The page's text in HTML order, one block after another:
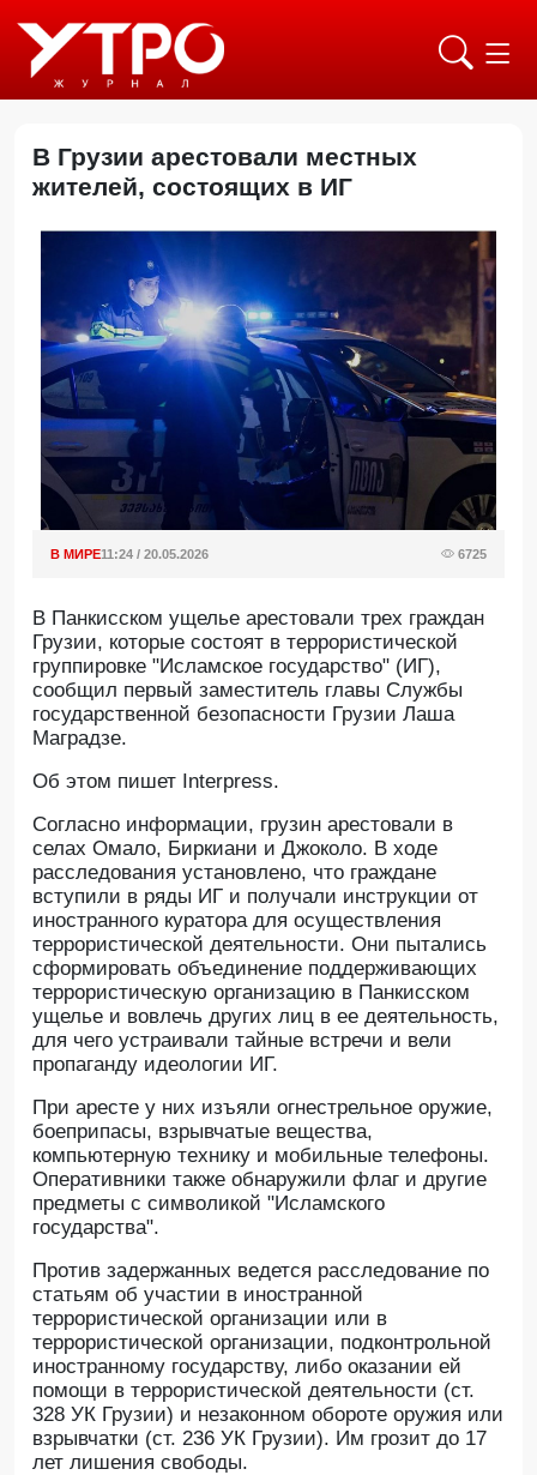
В Грузии арестовали местных
жителей, состоящих в ИГ
В МИРЕ11:24 / 20.05.2026 6725
В Панкисском ущелье арестовали трех граждан
Грузии, которые состоят в террористической
группировке "Исламское государство" (ИГ),
сообщил первый заместитель главы Службы
государственной безопасности Грузии Лаша
Маградзе.
Oб этом пишет Interpress.
Согласно информации, грузин арестовали в
селах Омало, Биркиани и Джоколо. В ходе
расследования установлено, что граждане
вступили в ряды ИГ и получали инструкции от
иностранного куратора для осуществления
террористической деятельности. Они пытались
сформировать объединение поддерживающих
террористическую организацию в Панкисском
ущелье и вовлечь других лиц в ее деятельность,
для чего устраивали тайные встречи и вели
пропаганду идеологии ИГ.
При аресте у них изъяли огнестрельное оружие,
боеприпасы, взрывчатые вещества,
компьютерную технику и мобильные телефоны.
Оперативники также обнаружили флаг и другие
предметы с символикой "Исламского
государства".
Против задержанных ведется расследование по
статьям об участии в иностранной
террористической организации или в
террористической организации, подконтрольной
иностранному государству, либо оказании ей
помощи в террористической деятельности (ст.
328 УК Грузии) и незаконном обороте оружия или
взрывчатки (ст. 236 УК Грузии). Им грозит до 17
лет лишения свободы.